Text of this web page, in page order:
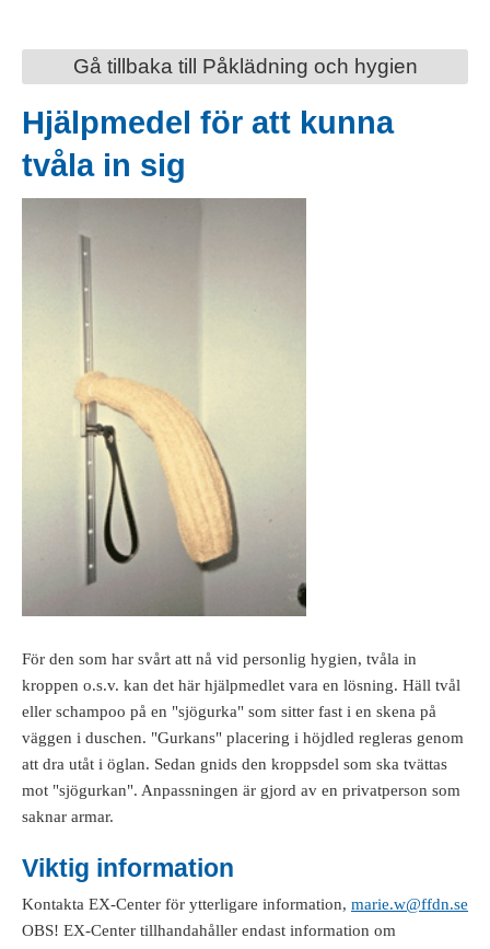
Gå tillbaka till Påklädning och hygien
Hjälpmedel för att kunna
tvåla in sig
För den som har svårt att nå vid personlig hygien, tvåla in
kroppen o.s.v. kan det här hjälpmedlet vara en lösning. Häll tvål
eller schampoo på en "sjögurka" som sitter fast i en skena på
väggen i duschen. "Gurkans" placering i höjdled regleras genom
att dra utåt i öglan. Sedan gnids den kroppsdel som ska tvättas
mot "sjögurkan". Anpassningen är gjord av en privatperson som
saknar armar.
Viktig information
Kontakta EX-Center för ytterligare information, marie.w@ffdn.se
OBS! EX-Center tillhandahåller endast information om